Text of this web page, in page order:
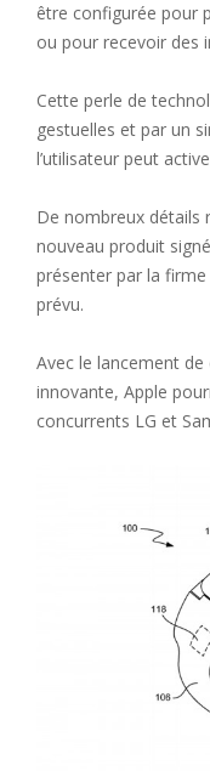
être configurée pour
ou pour recevoir des
Cette perle de
gestuelles et par un
l’utilisateur peut
De nombreux détails
nouveau produit
présenter par la
prévu.
Avec le lancement
innovante, Apple
concurrents LG et